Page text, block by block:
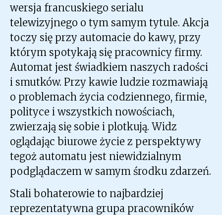
wersja francuskiego serialu
telewizyjnego o tym samym tytule. Akcja
toczy się przy automacie do kawy, przy
którym spotykają się pracownicy firmy.
Automat jest świadkiem naszych radości
i smutków. Przy kawie ludzie rozmawiają
o problemach życia codziennego, firmie,
polityce i wszystkich nowościach,
zwierzają się sobie i plotkują. Widz
oglądając biurowe życie z perspektywy
tegoż automatu jest niewidzialnym
podglądaczem w samym środku zdarzeń.
Stali bohaterowie to najbardziej
reprezentatywna grupa pracowników